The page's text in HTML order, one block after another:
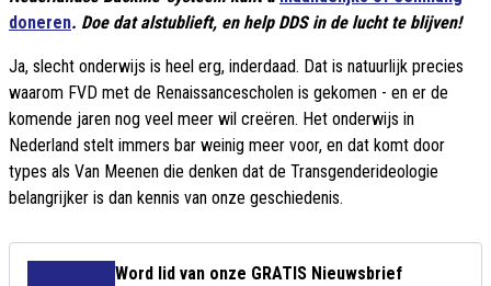
doneren. Doe dat alstublieft, en help DDS in de lucht te blijven!
Ja, slecht onderwijs is heel erg, inderdaad. Dat is natuurlijk precies
waarom FVD met de Renaissancescholen is gekomen - en er de
komende jaren nog veel meer wil creëren. Het onderwijs in
Nederland stelt immers bar weinig meer voor, en dat komt door
types als Van Meenen die denken dat de Transgenderideologie
belangrijker is dan kennis van onze geschiedenis.
Word lid van onze GRATIS Nieuwsbrief